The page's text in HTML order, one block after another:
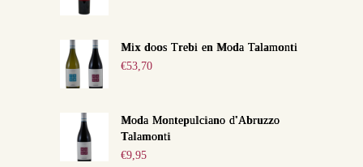
Mix doos Trebi en Moda Talamonti
€53,70
Moda Montepulciano d'Abruzzo
Talamonti
€9,95